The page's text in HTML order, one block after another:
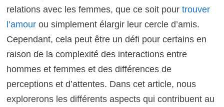
relations avec les femmes, que ce soit pour trouver
l’amourou simplement élargir leur cercle d’amis.
Cependant, cela peut être un défi pour certains en
raison de la complexité des interactions entre
hommes et femmes et des différences de
perceptions et d’attentes. Dans cet article, nous
explorerons les différents aspects qui contribuent au